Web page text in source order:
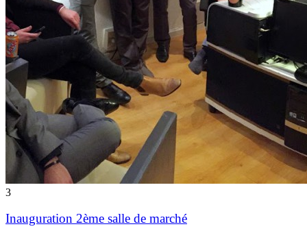
3
Inauguration 2ème salle de marché